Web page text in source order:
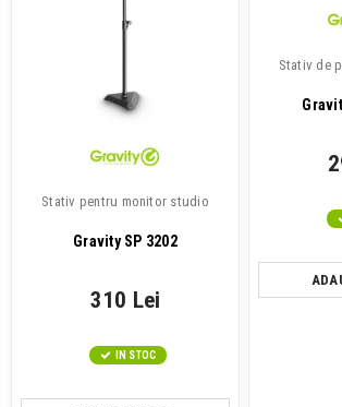
Stativ pentru monitor studio
Gravity SP 3202
310 Lei
IN STOC
Stativ de